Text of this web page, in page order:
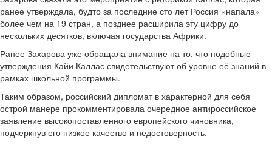
ранее утверждала, будто за последние сто лет Россия «напала»
более чем на 19 стран, а позднее расширила эту цифру до
нескольких десятков, включая государства Африки.
Ранее Захарова уже обращала внимание на то, что подобные
утверждения Кайи Каллас свидетельствуют об уровне её знаний в
рамках школьной программы.
Таким образом, российский дипломат в характерной для себя
острой манере прокомментировала очередное антироссийское
заявление высокопоставленного европейского чиновника,
подчеркнув его низкое качество и недостоверность.